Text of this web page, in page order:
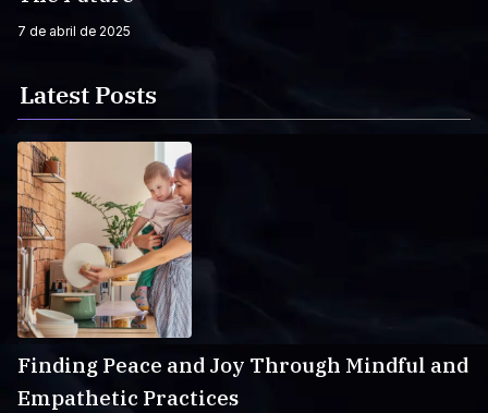
7 de abril de 2025
Latest Posts
Finding Peace and Joy Through Mindful and
Empathetic Practices